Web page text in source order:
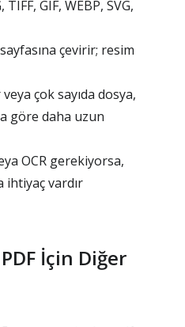
GIF, WEBP, SVG,
çevirir; resim
çok sayıda dosya,
göre daha uzun
OCR gerekiyorsa,
ihtiyaç vardır
İçin Diğer